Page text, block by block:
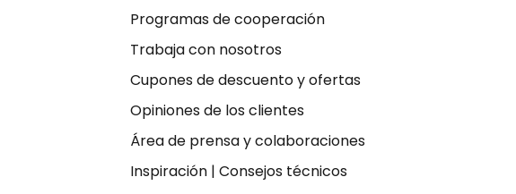
Programas de cooperación
Trabaja con nosotros
Cupones de descuento y ofertas
Opiniones de los clientes
Área de prensa y colaboraciones
Inspiración| Consejos técnicos